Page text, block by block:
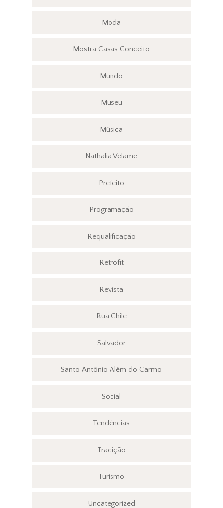
Moda
Mostra Casas Conceito
Mundo
Museu
Música
Nathalia Velame
Prefeito
Programação
Requalificação
Retrofit
Revista
Rua Chile
Salvador
Santo Antônio Além do Carmo
Social
Tendências
Tradição
Turismo
Uncategorized